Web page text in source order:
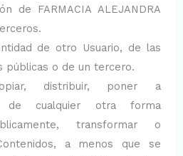
de FARMACIA ALEJANDRA
de otro Usuario, de las
públicas o de un tercero.
distribuir, poner a
de cualquier otra forma
transformar o
a menos que se